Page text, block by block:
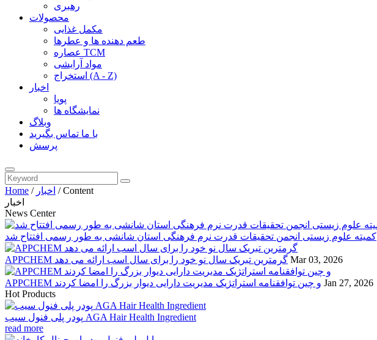
رهبری
محصولات
مکمل غذایی
طعم دهنده ها و عطرها
عصاره TCM
مواد آرایشی
استخراج (A - Z)
اخبار
پویا
نمایشگاه ها
وبلاگ
با ما تماس بگیرید
پرسش
Home / اخبار /Content
اخبار
News Center
کمیته علوم زیستی انجمن تحقیقات قدرت نرم فرهنگی استان شانشی به طور رسمی افتتاح شد
APPCHEM گرمترین تبریک سال نو خود را برای سال اسب ارائه می دهد Mar 03, 2026
APPCHEM و چین توافقنامه استراتژیک مدیریت دارایی دیوار بزرگ را امضا کردند Jan 27, 2026
Hot Products
پودر پلی فنول سیب AGA Hair Health Ingredient
read more